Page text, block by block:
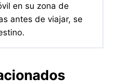
en su zona de
antes de viajar, se